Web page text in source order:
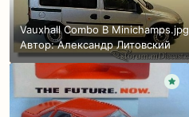
Vauxhall Combo B Minichamps.jpg
Автор:Александр Литовский